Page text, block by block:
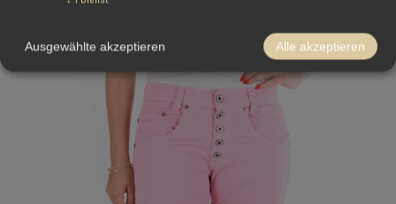
Ausgewählte akzeptieren Alle akzeptieren